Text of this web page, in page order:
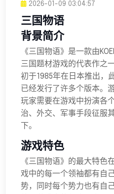
2026-01-09 03:04:57
三国物语
背景简介
《三国物语》是一款由
三国题材游戏的代表作之
初于1985年在日本推出，
已经发行了许多个版本。
玩家需要在游戏中扮演各
治、外交、军事手段征服
下。
游戏特色
《三国物语》的最大特色
戏中的每一个领袖都有自
势，同时每个势力也有自